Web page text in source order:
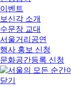
이벤트
보신각 소개
수문장 교대
서울거리공연
행사 홍보 신청
문화공간등록 신청
닫기